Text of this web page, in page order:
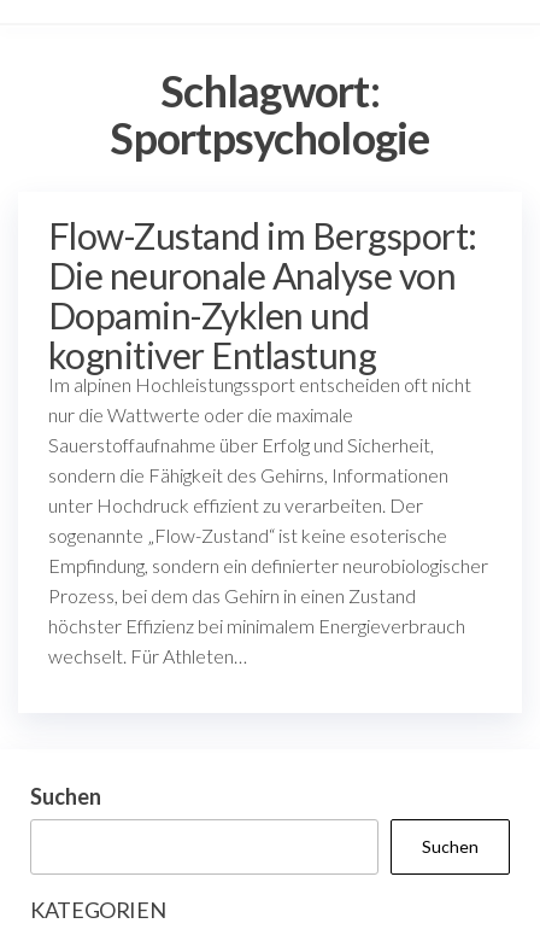
Schlagwort:
Sportpsychologie
Flow-Zustand im Bergsport:
Die neuronale Analyse von
Dopamin-Zyklen und
kognitiver Entlastung
Im alpinen Hochleistungssport entscheiden oft nicht
nur die Wattwerte oder die maximale
Sauerstoffaufnahme über Erfolg und Sicherheit,
sondern die Fähigkeit des Gehirns, Informationen
unter Hochdruck effizient zu verarbeiten. Der
sogenannte „Flow-Zustand“ ist keine esoterische
Empfindung, sondern ein definierter neurobiologischer
Prozess, bei dem das Gehirn in einen Zustand
höchster Effizienz bei minimalem Energieverbrauch
wechselt. Für Athleten…
Suchen
Suchen
KATEGORIEN